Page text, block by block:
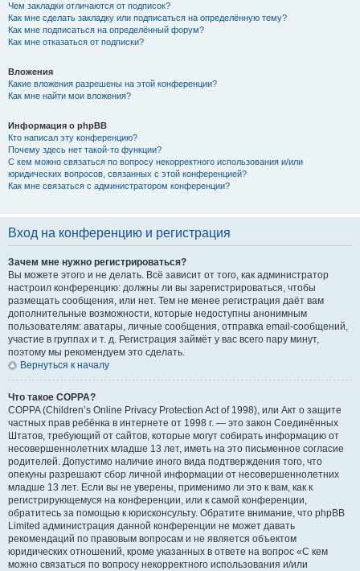
Чем закладки отличаются от подписок?
Как мне сделать закладку или подписаться на определённую тему?
Как мне подписаться на определённый форум?
Как мне отказаться от подписки?
Вложения
Какие вложения разрешены на этой конференции?
Как мне найти мои вложения?
Информация о phpBB
Кто написал эту конференцию?
Почему здесь нет такой-то функции?
С кем можно связаться по вопросу некорректного использования и/или
юридических вопросов, связанных с этой конференцией?
Как мне связаться с администратором конференции?
Вход на конференцию и регистрация
Зачем мне нужно регистрироваться?
Вы можете этого и не делать. Всё зависит от того, как администратор
настроил конференцию: должны ли вы зарегистрироваться, чтобы
размещать сообщения, или нет. Тем не менее регистрация даёт вам
дополнительные возможности, которые недоступны анонимным
пользователям: аватары, личные сообщения, отправка email-сообщений,
участие в группах и т. д. Регистрация займёт у вас всего пару минут,
поэтому мы рекомендуем это сделать.
Вернуться к началу
Что такое COPPA?
COPPA (Children’s Online Privacy Protection Act of 1998), или Акт о защите
частных прав ребёнка в интернете от 1998 г. — это закон Соединённых
Штатов, требующий от сайтов, которые могут собирать информацию от
несовершеннолетних младше 13 лет, иметь на это письменное согласие
родителей. Допустимо наличие иного вида подтверждения того, что
опекуны разрешают сбор личной информации от несовершеннолетних
младше 13 лет. Если вы не уверены, применимо ли это к вам, как к
регистрирующемуся на конференции, или к самой конференции,
обратитесь за помощью к юрисконсульту. Обратите внимание, что phpBB
Limited администрация данной конференции не может давать
рекомендаций по правовым вопросам и не является объектом
юридических отношений, кроме указанных в ответе на вопрос «С кем
можно связаться по вопросу некорректного использования и/или